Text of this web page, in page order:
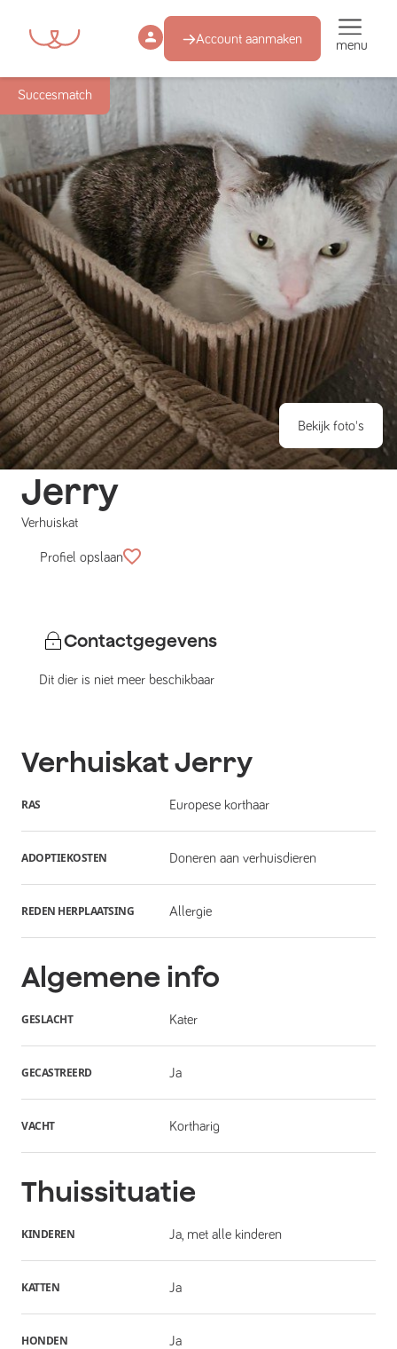
Account aanmaken menu
Succesmatch
Bekijk foto's
Jerry
Verhuiskat
Profiel opslaan
Contactgegevens
Dit dier is niet meer beschikbaar
VerhuiskatJerry
RAS Europese korthaar
ADOPTIEKOSTEN Doneren aan verhuisdieren
REDEN HERPLAATSING Allergie
Algemene info
GESLACHT Kater
GECASTREERD Ja
VACHT Kortharig
Thuissituatie
KINDEREN Ja, met alle kinderen
KATTEN Ja
HONDEN Ja